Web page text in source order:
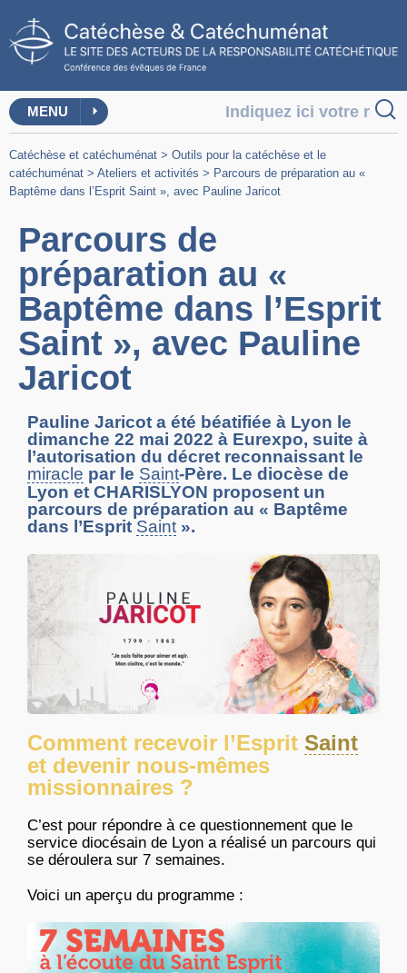
MENU
Catéchèse et catéchuménat > Outils pour la catéchèse et le
catéchuménat > Ateliers et activités > Parcours de préparation au «
Baptême dans l’Esprit Saint », avec Pauline Jaricot
Parcours de
préparation au «
Baptême dans l’Esprit
Saint », avec Pauline
Jaricot
Pauline Jaricot a été béatifiée à Lyon le
dimanche 22 mai 2022 à Eurexpo, suite à
l’autorisation du décret reconnaissant le
miracle par le Saint-Père. Le diocèse de
Lyon et CHARISLYON proposent un
parcours de préparation au « Baptême
dans l’Esprit Saint ».
Comment recevoir l’Esprit Saint
et devenir nous-mêmes
missionnaires ?
C’est pour répondre à ce questionnement que le
service diocésain de Lyon a réalisé un parcours qui
se déroulera sur 7 semaines.
Voici un aperçu du programme :